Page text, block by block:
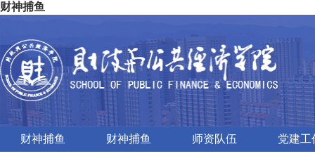
财神捕鱼
财神捕鱼 财神捕鱼 师资队伍
党建工